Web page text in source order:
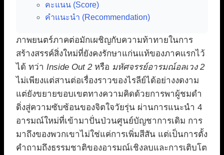
คะแนน (Score)
คำแนะนำ (Recommendation)
ภาพยนตร์ภาคต่อมักเผชิญกับความท้าทายในการ
สร้างสรรค์สิ่งใหม่ที่ยังคงรักษาแก่นแท้ของภาคแรกไว้
ได้ ทว่า Inside Out 2หรือ มหัศจรรย์อารมณ์อลเวง 2
ไม่เพียงแต่สานต่อเรื่องราวของไรลีย์ได้อย่างงดงาม
แต่ยังขยายขอบเขตทางความคิดด้วยการพาผู้ชมดำ
ดิ่งสู่ความซับซ้อนของจิตใจวัยรุ่น ผ่านการแนะนำ 4
อารมณ์ใหม่ที่เข้ามาปั่นป่วนศูนย์บัญชาการเดิม การ
มาถึงของพวกเขาไม่ใช่แค่การเพิ่มสีสัน แต่เป็นการตั้ง
คำถามถึงธรรมชาติของอารมณ์เชิงลบและการเติบโต